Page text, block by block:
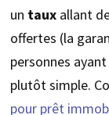
un taux allant
offertes (la
personnes
plutôt simple.
pour prêt